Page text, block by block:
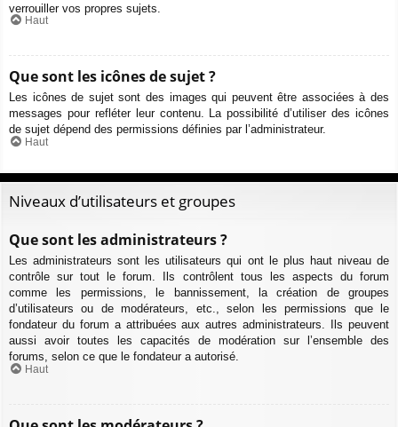
verrouiller vos propres sujets.
Haut
Que sont les icônes de sujet ?
Les icônes de sujet sont des images qui peuvent être associées à des
messages pour refléter leur contenu. La possibilité d’utiliser des icônes
de sujet dépend des permissions définies par l’administrateur.
Haut
Niveaux d’utilisateurs et groupes
Que sont les administrateurs ?
Les administrateurs sont les utilisateurs qui ont le plus haut niveau de
contrôle sur tout le forum. Ils contrôlent tous les aspects du forum
comme les permissions, le bannissement, la création de groupes
d’utilisateurs ou de modérateurs, etc., selon les permissions que le
fondateur du forum a attribuées aux autres administrateurs. Ils peuvent
aussi avoir toutes les capacités de modération sur l’ensemble des
forums, selon ce que le fondateur a autorisé.
Haut